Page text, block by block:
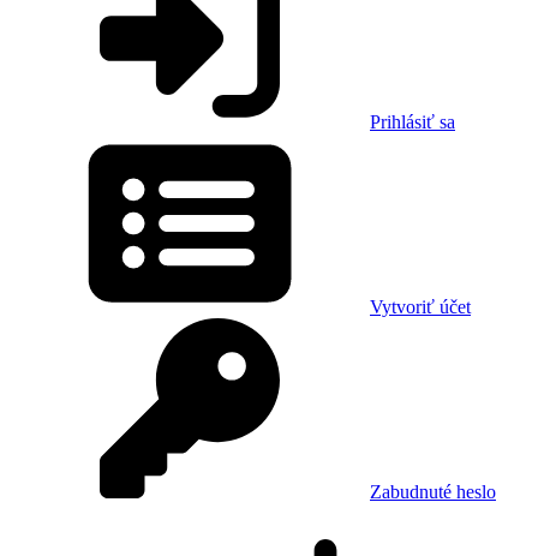
Prihlásiť sa
Vytvoriť účet
Zabudnuté heslo